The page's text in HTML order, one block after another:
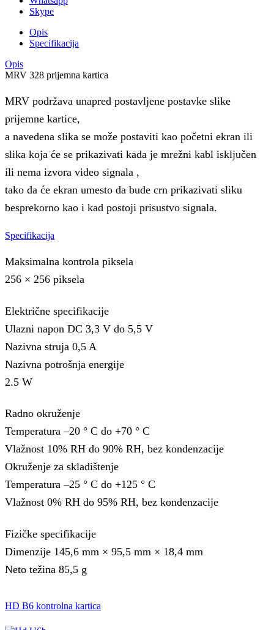
Skype
Opis
Specifikacija
Opis
MRV 328 prijemna kartica
MRV podržava unapred postavljene postavke slike
prijemne kartice,
a navedena slika se može postaviti kao početni ekran ili
slika koja će se prikazivati kada je mrežni kabl isključen
ili nema izvora video signala ,
tako da će ekran umesto da bude crn prikazivati sliku
besprekorno kao i kad postoji prisustvo signala.
Specifikacija
Maksimalna kontrola piksela
256 × 256 piksela
Električne specifikacije
Ulazni napon DC 3,3 V do 5,5 V
Nazivna struja 0,5 A
Nazivna potrošnja energije
2.5 W
Radno okruženje
Temperatura –20 ° C do +70 ° C
Vlažnost 10% RH do 90% RH, bez kondenzacije
Okruženje za skladištenje
Temperatura –25 ° C do +125 ° C
Vlažnost 0% RH do 95% RH, bez kondenzacije
Fizičke specifikacije
Dimenzije 145,6 mm × 95,5 mm × 18,4 mm
Neto težina 85,5 g
HD B6 kontrolna kartica